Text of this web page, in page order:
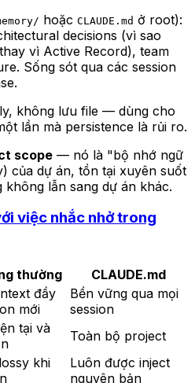
hoặc CLAUDE.md ở root):
decisions (vì sao
vì Active Record), team
Sống sót qua các session
không lưu file — dùng cho
lần mà persistence là rủi ro.
scope — nó là "bộ nhớ ngữ
của dự án, tồn tại xuyên suốt
lẫn sang dự án khác.
việc nhắc nhở trong
thường
CLAUDE.md
đầy
mới
Bền vững qua mọi
session
tại và
Toàn bộ project
khi
Luôn được inject
nguyên bản